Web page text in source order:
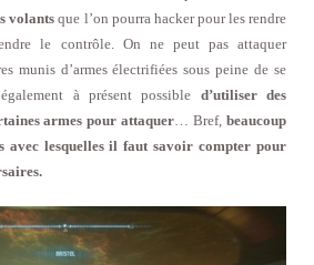
volants que l’on pourra hacker pour les rendre
le contrôle. On ne peut pas attaquer
munis d’armes électrifiées sous peine de se
à présent possible d’utiliser des
armes pour attaquer… Bref,beaucoup
avec lesquelles il faut savoir compter pour